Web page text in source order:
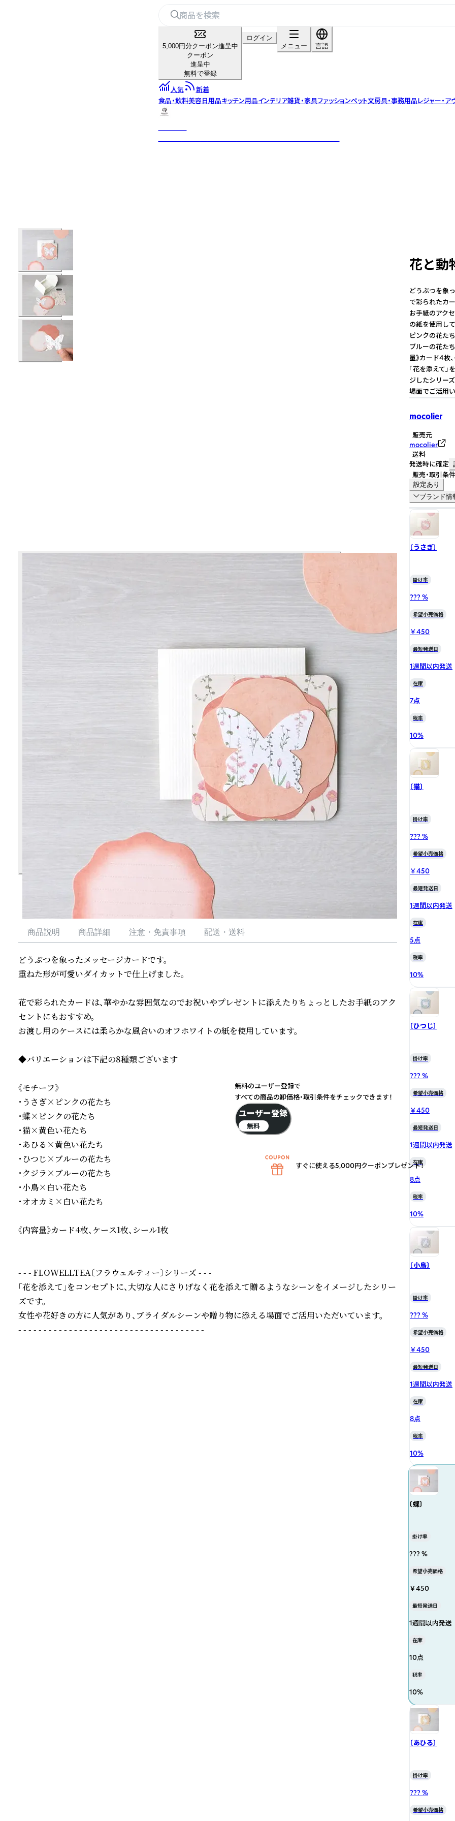
5,000円分クーポン進呈中
クーポン
進呈中
無料で登録
ログイン
メニュー
言語
人気
新着
食品・飲料美容日用品キッチン用品インテリア雑貨・家具ファッションペット文房具・事務用品レジャー・ア
商品説明 商品詳細 注意・免責事項 配送・送料
どうぶつを象ったメッセージカードです。
重ねた形が可愛いダイカットで仕上げました。
花で彩られたカードは、華やかな雰囲気なのでお祝いやプレゼントに添えたりちょっとしたお手紙のアク
セントにもおすすめ。
お渡し用のケースには柔らかな風合いのオフホワイトの紙を使用しています。
◆バリエーションは下記の8種類ございます
《モチーフ》
・うさぎ×ピンクの花たち
・蝶×ピンクの花たち
・猫×黄色い花たち
・あひる×黄色い花たち
・ひつじ×ブルーの花たち
・クジラ×ブルーの花たち
・小鳥×白い花たち
・オオカミ×白い花たち
《内容量》カード4枚、ケース1枚、シール1枚
- - - FLOWELLTEA〔フラウェルティー〕シリーズ - - -
「花を添えて」をコンセプトに、大切な人にさりげなく花を添えて贈るようなシーンをイメージしたシリー
ズです。
女性や花好きの方に人気があり、ブライダルシーンや贈り物に添える場面でご活用いただいています。
- - - - - - - - - - - - - - - - - - - - - - - - - - - - - - - - - - - - -
花と動
どうぶつを象
で彩られたカ
お手紙のアク
の紙を使用し
ピンクの花た
ブルーの花た
量》カード4枚
「花を添えて
ジしたシリー
場面でご活用
mocolier
販売元
mocolier
送料
発送時に確定
販売・取引条件
設定あり
ブランド情
〔うさぎ〕
掛け率
??? %
希望小売価格
￥450
最短発送日
1週間以内発送
在庫
7点
税率
10%
〔猫〕
掛け率
??? %
希望小売価格
￥450
最短発送日
1週間以内発送
在庫
5点
税率
10%
〔ひつじ〕
掛け率
??? %
希望小売価格
￥450
最短発送日
1週間以内発送
在庫
8点
税率
10%
〔小鳥〕
掛け率
??? %
希望小売価格
￥450
最短発送日
1週間以内発送
在庫
8点
税率
10%
〔蝶〕
掛け率
??? %
希望小売価格
￥450
最短発送日
1週間以内発送
在庫
10点
税率
10%
〔あひる〕
掛け率
??? %
希望小売価格
無料のユーザー登録で
すべての商品の卸価格・取引条件をチェックできます！
ユーザー登録
無料
すぐに使える5,000円クーポンプレゼント！